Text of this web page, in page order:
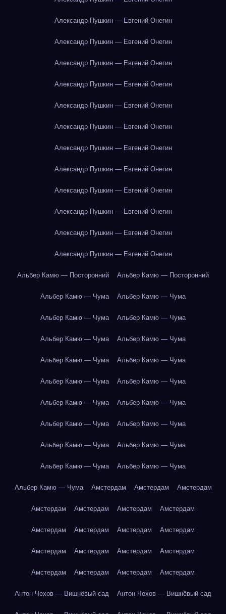
Александр Пушкин — Евгений Онегин
Александр Пушкин — Евгений Онегин
Александр Пушкин — Евгений Онегин
Александр Пушкин — Евгений Онегин
Александр Пушкин — Евгений Онегин
Александр Пушкин — Евгений Онегин
Александр Пушкин — Евгений Онегин
Александр Пушкин — Евгений Онегин
Александр Пушкин — Евгений Онегин
Александр Пушкин — Евгений Онегин
Александр Пушкин — Евгений Онегин
Александр Пушкин — Евгений Онегин
Альбер Камю — Посторонний Альбер Камю — Посторонний
Альбер Камю — Чума Альбер Камю — Чума
Альбер Камю — Чума Альбер Камю — Чума
Альбер Камю — Чума Альбер Камю — Чума
Альбер Камю — Чума Альбер Камю — Чума
Альбер Камю — Чума Альбер Камю — Чума
Альбер Камю — Чума Альбер Камю — Чума
Альбер Камю — Чума Альбер Камю — Чума
Альбер Камю — Чума Альбер Камю — Чума
Альбер Камю — Чума Альбер Камю — Чума
Альбер Камю — Чума Амстердам Амстердам Амстердам
Амстердам Амстердам Амстердам Амстердам
Амстердам Амстердам Амстердам Амстердам
Амстердам Амстердам Амстердам Амстердам
Амстердам Амстердам Амстердам Амстердам
Антон Чехов — Вишнёвый сад Антон Чехов — Вишнёвый сад